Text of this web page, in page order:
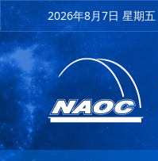
2026年8月7日 星期五